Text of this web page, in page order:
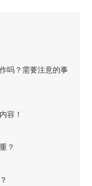
吗？需要注意的事
容！
？